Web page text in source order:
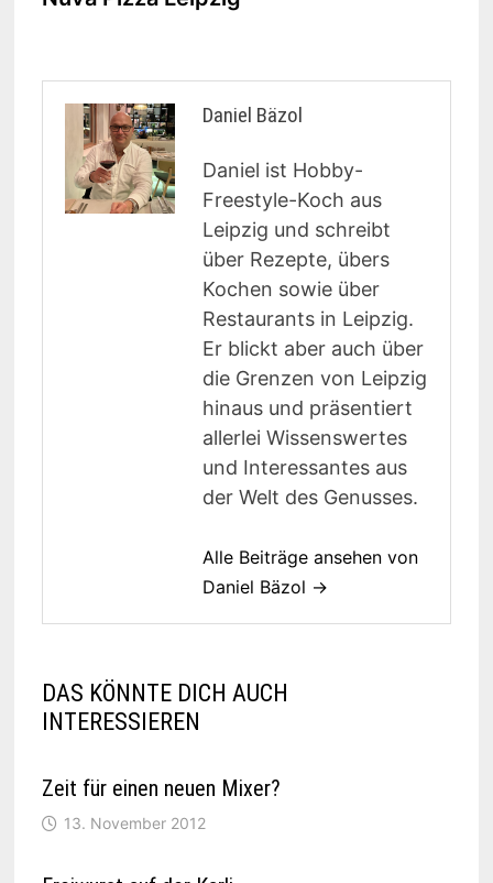
Daniel Bäzol
Daniel ist Hobby-
Freestyle-Koch aus
Leipzig und schreibt
über Rezepte, übers
Kochen sowie über
Restaurants in Leipzig.
Er blickt aber auch über
die Grenzen von Leipzig
hinaus und präsentiert
allerlei Wissenswertes
und Interessantes aus
der Welt des Genusses.
Alle Beiträge ansehen von
Daniel Bäzol →
DAS KÖNNTE DICH AUCH
INTERESSIEREN
Zeit für einen neuen Mixer?
13. November 2012